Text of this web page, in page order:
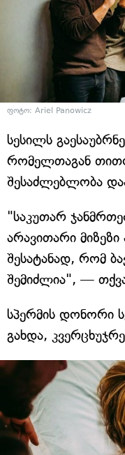
ფოტო: Ariel Panowicz
სესილს
რომელთაგან
შესაძლებლობა
"საკუთარ
არავითარი მიზეზი
შესატანად, რომ
შემიძლია", —
სპერმის დონორი
გახდა,